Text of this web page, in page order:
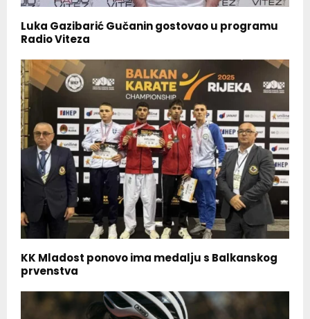
Luka Gazibarić Gučanin gostovao u programu
Radio Viteza
KK Mladost ponovo ima medalju s Balkanskog
prvenstva